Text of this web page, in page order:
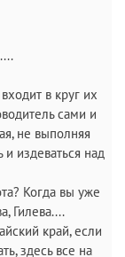
в круг их
сами и
не выполняя
издеваться над
Когда вы уже
Гилева....
край, если
здесь все на